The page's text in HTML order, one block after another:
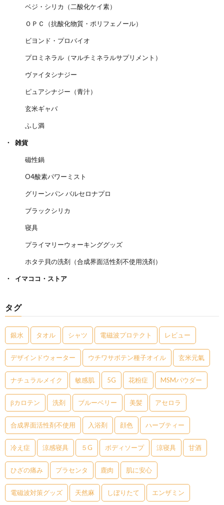
ベジ・シリカ（二酸化ケイ素）
ＯＰＣ（抗酸化物質・ポリフェノール）
ビヨンド・プロバイオ
プロミネラル（マルチミネラルサプリメント）
ヴァイタシナジー
ピュアシナジー（青汁）
玄米ギャバ
ふし満
雑貨
磁性鍋
O4酸素パワーミスト
グリーンパン バルセロナプロ
ブラックシリカ
寝具
プライマリーウォーキンググッズ
ホタテ貝の洗剤（合成界面活性剤不使用洗剤）
イマココ・ストア
タグ
銀水 タオル シャツ 電磁波プロテクト レビュー
デザインドウォーター ウチワサボテン種子オイル 玄米元氣
ナチュラルメイク 敏感肌 5G 花粉症 MSMパウダー
βカロテン 洗剤 ブルーベリー 美髪 アセロラ
合成界面活性剤不使用 入浴剤 顔色 ハーブティー
冷え症 涼感寝具 ５G ボディソープ 涼寝具 甘酒
ひざの痛み プラセンタ 鹿肉 肌に安心
電磁波対策グッズ 天然麻 しぼりたて エンザミン